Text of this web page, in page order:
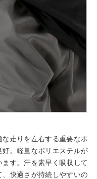
走りを左右する重要なポ
。軽量なポリエステルが
す。汗を素早く吸収して
快適さが持続しやすいの